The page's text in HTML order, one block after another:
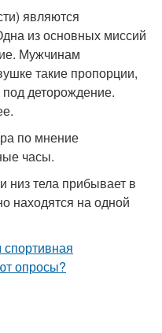
являются
из основных миссий
Мужчинам
такие пропорции,
деторождение.
по мнение
часы.
низ тела прибывает в
находятся на одной